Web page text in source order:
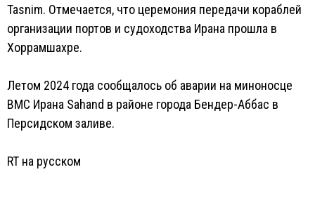
Tasnim. Отмечается, что церемония передачи кораблей
организации портов и судоходства Ирана прошла в
Хоррамшахре.
Летом 2024 года сообщалось об аварии на миноносце
ВМС Ирана Sahand в районе города Бендер-Аббас в
Персидском заливе.
RT на русском